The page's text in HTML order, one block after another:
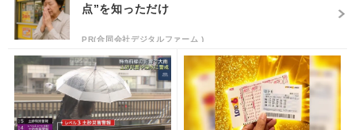
点”を知っただけ
PR(合同会社デジタルファーム )